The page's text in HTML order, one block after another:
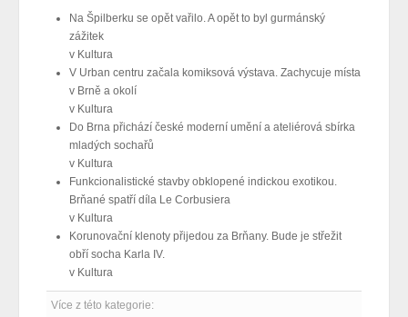
Na Špilberku se opět vařilo. A opět to byl gurmánský
zážitek
v Kultura
V Urban centru začala komiksová výstava. Zachycuje místa
v Brně a okolí
v Kultura
Do Brna přichází české moderní umění a ateliérová sbírka
mladých sochařů
v Kultura
Funkcionalistické stavby obklopené indickou exotikou.
Brňané spatří díla Le Corbusiera
v Kultura
Korunovační klenoty přijedou za Brňany. Bude je střežit
obří socha Karla IV.
v Kultura
Více z této kategorie: